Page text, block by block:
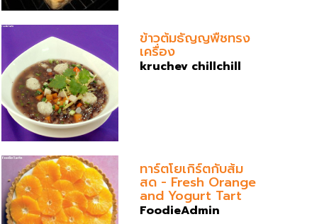
ข้าวต้มธัญญพืชทรง
เครื่อง
kruchev chillchill
ทาร์ตโยเกิร์ตกับส้ม
สด - Fresh Orange
and Yogurt Tart
FoodieAdmin